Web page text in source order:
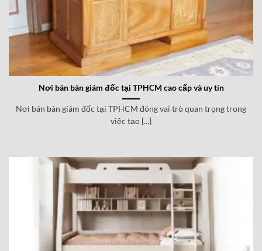
Nơi bán bàn giám đốc tại TPHCM cao cấp và uy tín
Nơi bán bàn giám đốc tại TPHCM đóng vai trò quan trọng trong
việc tạo [...]